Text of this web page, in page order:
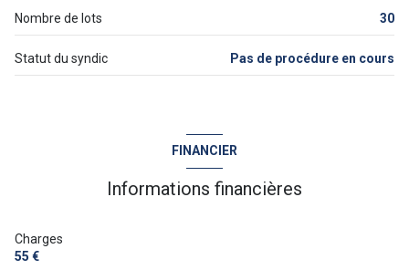
Nombre de lots 30
Statut du syndic Pas de procédure en cours
FINANCIER
Informations financières
Charges
55 €